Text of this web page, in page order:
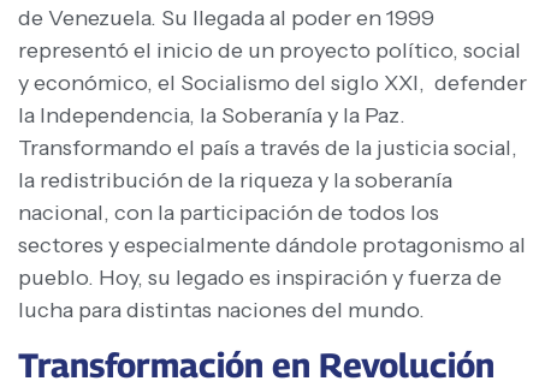
de Venezuela. Su llegada al poder en 1999
representó el inicio de un proyecto político, social
y económico, el Socialismo del siglo XXI, defender
la Independencia, la Soberanía y la Paz.
Transformando el país a través de la justicia social,
la redistribución de la riqueza y la soberanía
nacional, con la participación de todos los
sectores y especialmente dándole protagonismo al
pueblo. Hoy, su legado es inspiración y fuerza de
lucha para distintas naciones del mundo.
Transformación en Revolución